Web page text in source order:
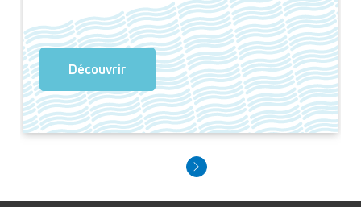
Découvrir